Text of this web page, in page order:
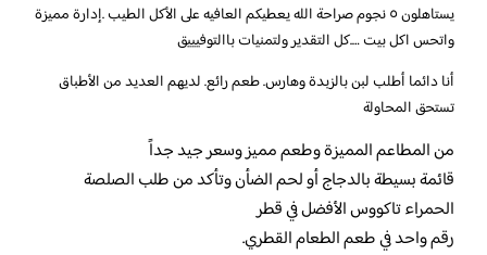
يستاهلون ٥ نجوم صراحة الله يعطيكم العافيه على الأكل الطيب .إدارة مميزة
واتحس اكل بيت ….كل التقدير ولتمنيات باالتوفيييق
أنا دائما أطلب لبن بالزبدة وهارس. طعم رائع. لديهم العديد من الأطباق
تستحق المحاولة
من المطاعم المميزة وطعم مميز وسعر جيد جداً
قائمة بسيطة بالدجاج أو لحم الضأن وتأكد من طلب الصلصة
الحمراء تاكووس الأفضل في قطر
رقم واحد في طعم الطعام القطري.